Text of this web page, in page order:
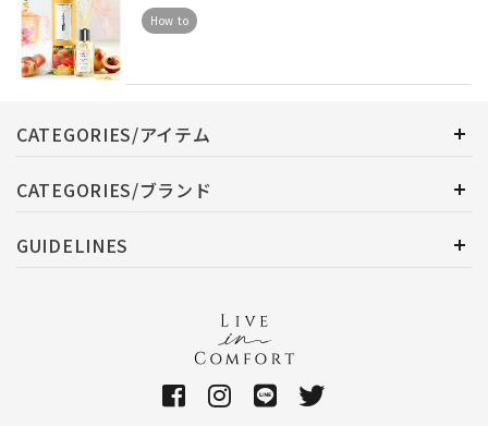
How to
CATEGORIES/アイテム
CATEGORIES/ブランド
GUIDELINES